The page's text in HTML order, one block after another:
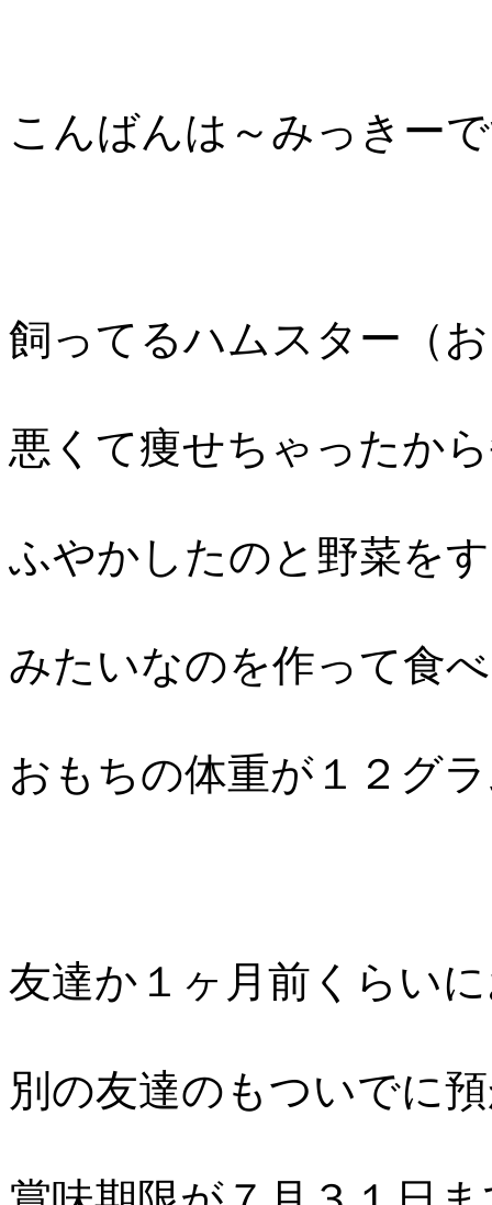
こんばんは～みっきー
飼ってるハムスター（
悪くて痩せちゃったか
ふやかしたのと野菜を
みたいなのを作って食
おもちの体重が１２グ
友達か１ヶ月前くらい
別の友達のもついでに